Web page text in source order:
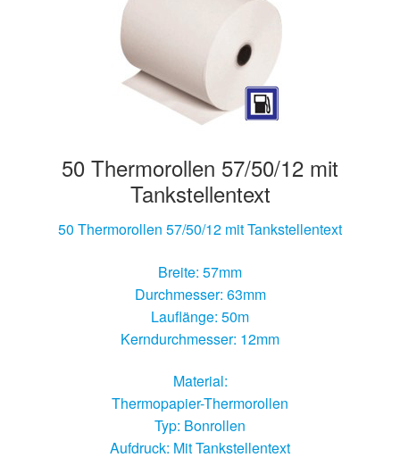
50 Thermorollen 57/50/12 mit
Tankstellentext
50 Thermorollen 57/50/12 mit Tankstellentext
Breite: 57mm
Durchmesser: 63mm
Lauflänge: 50m
Kerndurchmesser: 12mm
Material:
Thermopapier-Thermorollen
Typ: Bonrollen
Aufdruck: Mit Tankstellentext